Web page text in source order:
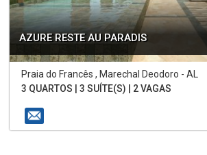
AZURE RESTE AU PARADIS
Praia do Francês , Marechal Deodoro - AL
3 QUARTOS | 3 SUÍTE(S) | 2 VAGAS